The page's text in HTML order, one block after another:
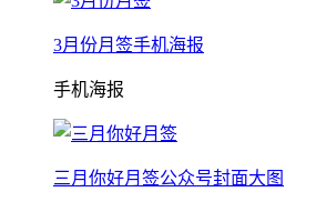
3月份月签手机海报
手机海报
三月你好月签公众号封面大图